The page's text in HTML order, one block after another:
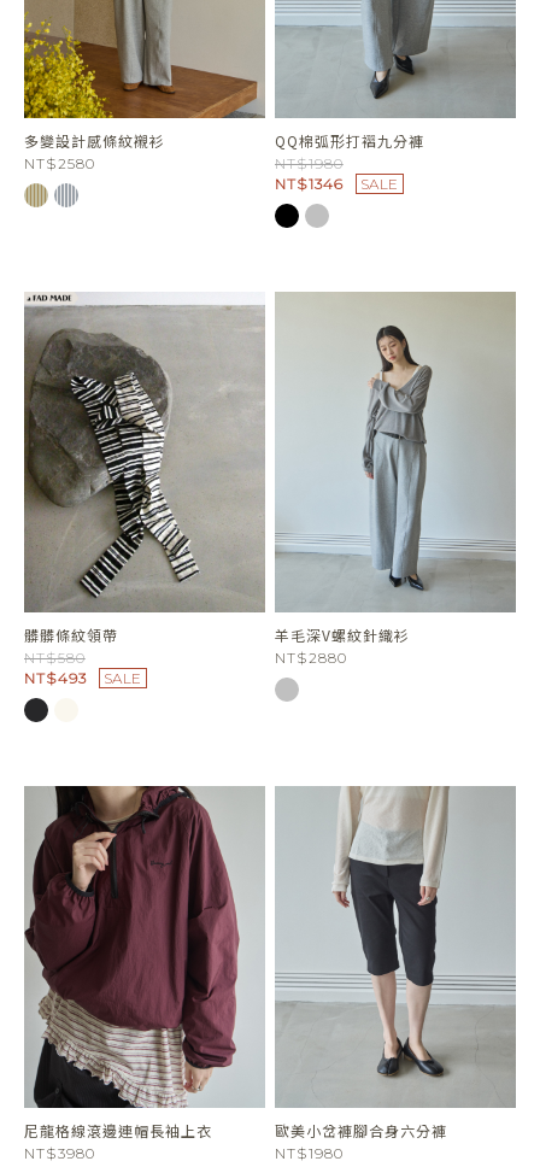
多變設計感條紋襯衫
NT$2580
QQ棉弧形打褶九分褲
NT$1980
NT$1346
SALE
髒髒條紋領帶
NT$580
NT$493
SALE
羊毛深V螺紋針織衫
NT$2880
尼龍格線滾邊連帽長袖上衣
NT$3980
歐美小岔褲腳合身六分褲
NT$1980